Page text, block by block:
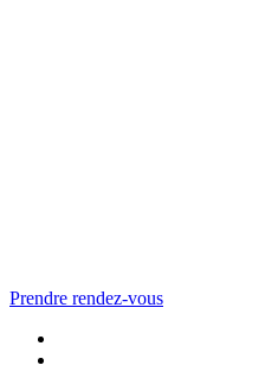
Prendre rendez-vous